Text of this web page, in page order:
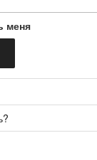
меня